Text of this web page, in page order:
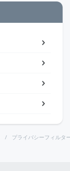
プライバシーフィルタ